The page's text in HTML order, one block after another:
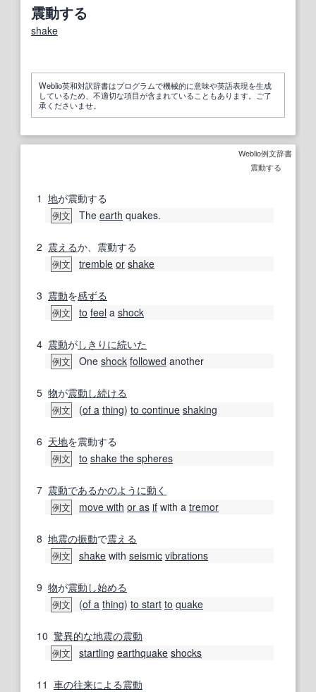
震動する
shake
Weblio英和対訳辞書はプログラムで機械的に意味や英語表現を生成
しているため、不適切な項目が含まれていることもあります。ご了
承くださいませ。
Weblio例文辞書
震動する
1 地が震動する
例文 The earth quakes.
2 震えるか、震動する
例文 tremble or shake
3 震動を感ずる
例文 to feel a shock
4 震動がしきりに続いた
例文 One shock followed another
5 物が震動 し続ける
例文 (of a thing) to continue shaking
6 天地を震動する
例文 to shake the spheres
7 震動であるかのように動く
例文 move with or as if with a tremor
8 地震の振動で震える
例文 shake with seismic vibrations
9 物が震動 し始める
例文 (of a thing) to start to quake
10 驚異的な地震の震動
例文 startling earthquake shocks
11 車の往来による震動